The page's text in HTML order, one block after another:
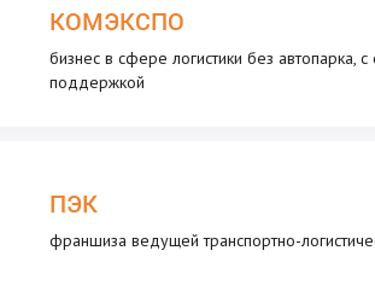
КОМЭКСПО
бизнес в сфере логистики без автопарка,
поддержкой
ПЭК
франшиза ведущей транспортно-